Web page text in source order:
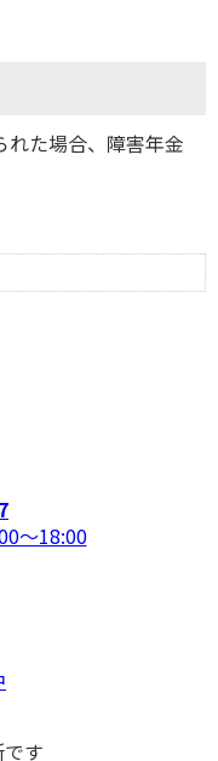
た場合、障害年金
〜18:00
す